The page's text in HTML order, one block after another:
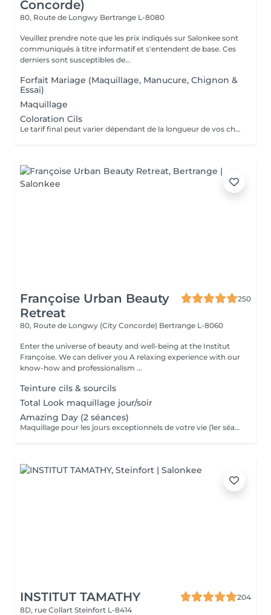
Concorde)
80, Route de Longwy Bertrange L-8080
Veuillez prendre note que les prix indiqués sur Salonkee sont
communiqués à titre informatif et s'entendent de base. Ces
derniers sont susceptibles de...
Forfait Mariage (Maquillage, Manucure, Chignon &
Essai)
Maquillage
Coloration Cils
Le tarif final peut varier dépendant de la longueur de vos cheveux ainsi que des soins et produits utilisés.
Françoise Urban Beauty
Retreat
250
80, Route de Longwy (City Concorde) Bertrange L-8060
Enter the universe of beauty and well-being at the Institut
Françoise. We can deliver you A relaxing experience with our
know-how and professionalism ...
Teinture cils & sourcils
Total Look maquillage jour/soir
Amazing Day (2 séances)
Maquillage pour les jours exceptionnels de votre vie (1er séance 90 minutes + 2 ème séance 60 minutes)
INSTITUT TAMATHY
204
8D, rue Collart Steinfort L-8414